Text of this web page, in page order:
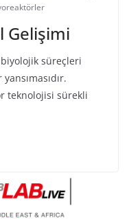
Gelişimi
süreçleri
teknolojisi sürekli